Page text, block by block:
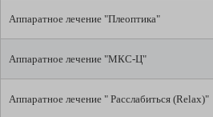
Аппаратное лечение "Плеоптика"
Аппаратное лечение "МКС-Ц"
Аппаратное лечение " Расслабиться (Relax)"